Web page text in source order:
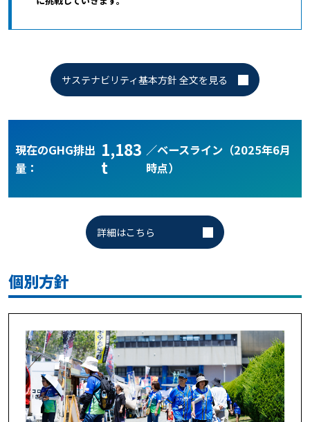
サステナビリティ基本方針 全文を見る
現在のGHG排出
量：
1,183
t
／ベースライン（2025年6月
時点）
詳細はこちら
個別方針